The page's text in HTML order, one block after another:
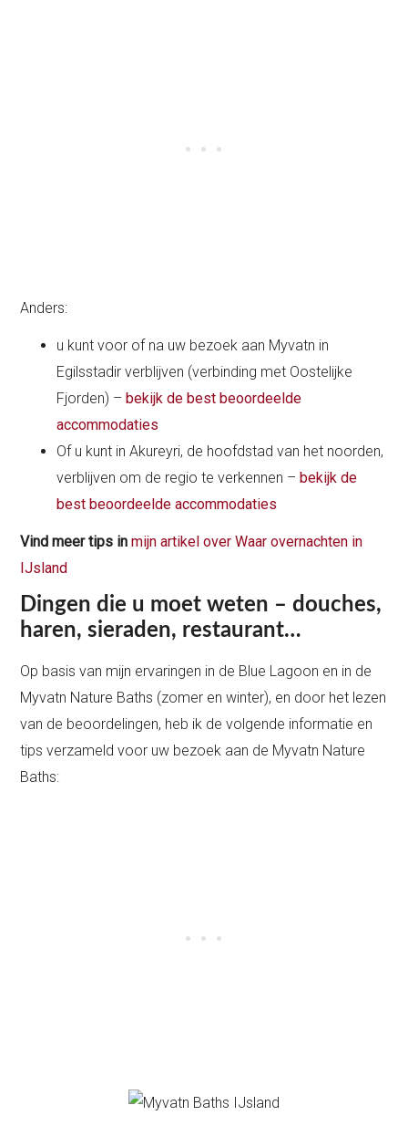
Anders:
u kunt voor of na uw bezoek aan Myvatn in
Egilsstadir verblijven (verbinding met Oostelijke
Fjorden) –bekijk de best beoordeelde
accommodaties
Of u kunt in Akureyri, de hoofdstad van het noorden,
verblijven om de regio te verkennen –bekijk de
best beoordeelde accommodaties
Vind meer tips in mijn artikel over Waar overnachten in
IJsland
Dingen die u moet weten – douches,
haren, sieraden, restaurant…
Op basis van mijn ervaringen in de Blue Lagoon en in de
Myvatn Nature Baths (zomer en winter), en door het lezen
van de beoordelingen, heb ik de volgende informatie en
tips verzameld voor uw bezoek aan de Myvatn Nature
Baths: